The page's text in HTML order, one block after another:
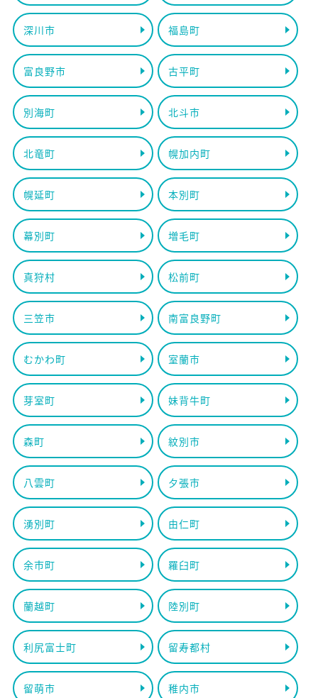
深川市 福島町
富良野市 古平町
別海町 北斗市
北竜町 幌加内町
幌延町 本別町
幕別町 増毛町
真狩村 松前町
三笠市 南富良野町
むかわ町 室蘭市
芽室町 妹背牛町
森町 紋別市
八雲町 夕張市
湧別町 由仁町
余市町 羅臼町
蘭越町 陸別町
利尻富士町 留寿都村
留萌市 稚内市